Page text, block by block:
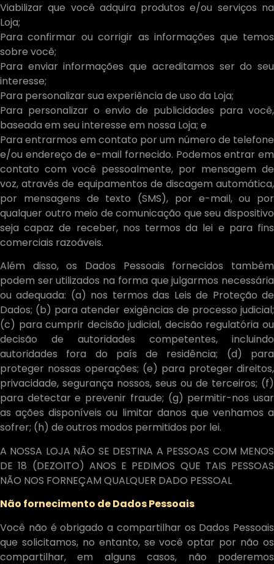
Viabilizar que você adquira produtos e/ou serviços na
Loja;
Para confirmar ou corrigir as informações que temos
sobre você;
Para enviar informações que acreditamos ser do seu
interesse;
Para personalizar sua experiência de uso da Loja;
Para personalizar o envio de publicidades para você,
baseada em seu interesse em nossa Loja; e
Para entrarmos em contato por um número de telefone
e/ou endereço de e-mail fornecido. Podemos entrar em
contato com você pessoalmente, por mensagem de
voz, através de equipamentos de discagem automática,
por mensagens de texto (SMS), por e-mail, ou por
qualquer outro meio de comunicação que seu dispositivo
seja capaz de receber, nos termos da lei e para fins
comerciais razoáveis.
Além disso, os Dados Pessoais fornecidos também
podem ser utilizados na forma que julgarmos necessária
ou adequada: (a) nos termos das Leis de Proteção de
Dados; (b) para atender exigências de processo judicial;
(c) para cumprir decisão judicial, decisão regulatória ou
decisão de autoridades competentes, incluindo
autoridades fora do país de residência; (d) para
proteger nossas operações; (e) para proteger direitos,
privacidade, segurança nossos, seus ou de terceiros; (f)
para detectar e prevenir fraude; (g) permitir-nos usar
as ações disponíveis ou limitar danos que venhamos a
sofrer; (h) de outros modos permitidos por lei.
A NOSSA LOJA NÃO SE DESTINA A PESSOAS COM MENOS
DE 18 (DEZOITO) ANOS E PEDIMOS QUE TAIS PESSOAS
NÃO NOS FORNEÇAM QUALQUER DADO PESSOAL
Não fornecimento de Dados Pessoais
Você não é obrigado a compartilhar os Dados Pessoais
que solicitamos, no entanto, se você optar por não os
compartilhar, em alguns casos, não poderemos